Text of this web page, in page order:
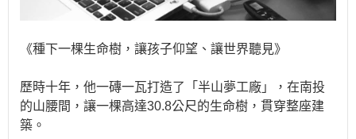
《種下一棵生命樹，讓孩子仰望、讓世界聽見》
歷時十年，他一磚一瓦打造了「半山夢工廠」，在南投
的山腰間，讓一棵高達30.8公尺的生命樹，貫穿整座建
築。